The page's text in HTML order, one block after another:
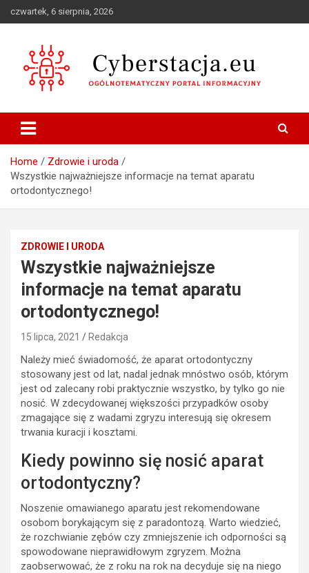
to
czwartek, 6 sierpnia, 2026
Cyberstacja.eu
Home
Zdrowie i uroda
Wszystkie najważniejsze informacje na temat aparatu
ortodontycznego!
ZDROWIE I URODA
Wszystkie najważniejsze
informacje na temat aparatu
ortodontycznego!
15 lipca, 2021 Redakcja
Należy mieć świadomość, że aparat ortodontyczny
stosowany jest od lat, nadal jednak mnóstwo osób, którym
jest od zalecany robi praktycznie wszystko, by tylko go nie
nosić. W zdecydowanej większości przypadków osoby
zmagające się z wadami zgryzu interesują się okresem
trwania kuracji i kosztami.
Kiedy powinno się nosić aparat
ortodontyczny?
Noszenie omawianego aparatu jest rekomendowane
osobom borykającym się z paradontozą. Warto wiedzieć,
że rozchwianie zębów czy zmniejszenie ich odporności są
spowodowane nieprawidłowym zgryzem. Można
zaobserwować, że z roku na rok na decyduje się na niego